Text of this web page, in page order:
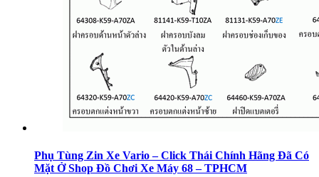
Phụ Tùng Zin Xe Vario – Click Thái Chính Hãng Đã Có
Mặt Ở Shop Đồ Chơi Xe Máy 68 – TPHCM